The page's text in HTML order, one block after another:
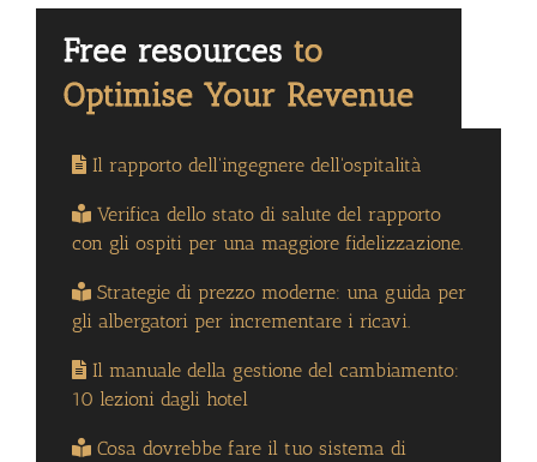
Il rapporto dell'ingegnere dell'ospitalità
Verifica dello stato di salute del rapporto
con gli ospiti per una maggiore fidelizzazione.
Strategie di prezzo moderne: una guida per
gli albergatori per incrementare i ricavi.
Il manuale della gestione del cambiamento:
10 lezioni dagli hotel
Cosa dovrebbe fare il tuo sistema di